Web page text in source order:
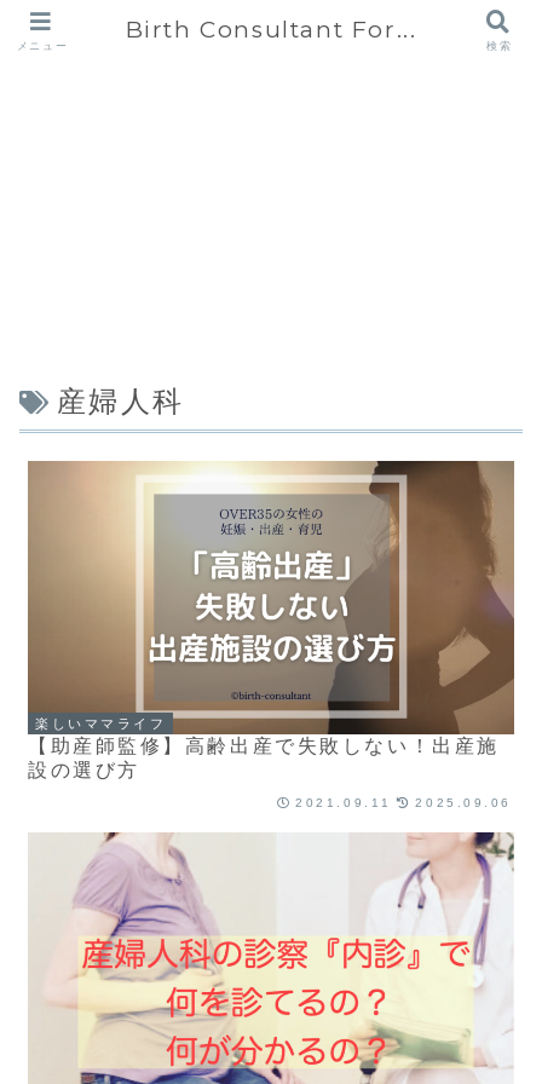
産婦人科
楽しいママライフ
【助産師監修】高齢出産で失敗しない！出産施
設の選び方
2021.09.11 2025.09.06
メニュー
Birth Consultant For...
検索